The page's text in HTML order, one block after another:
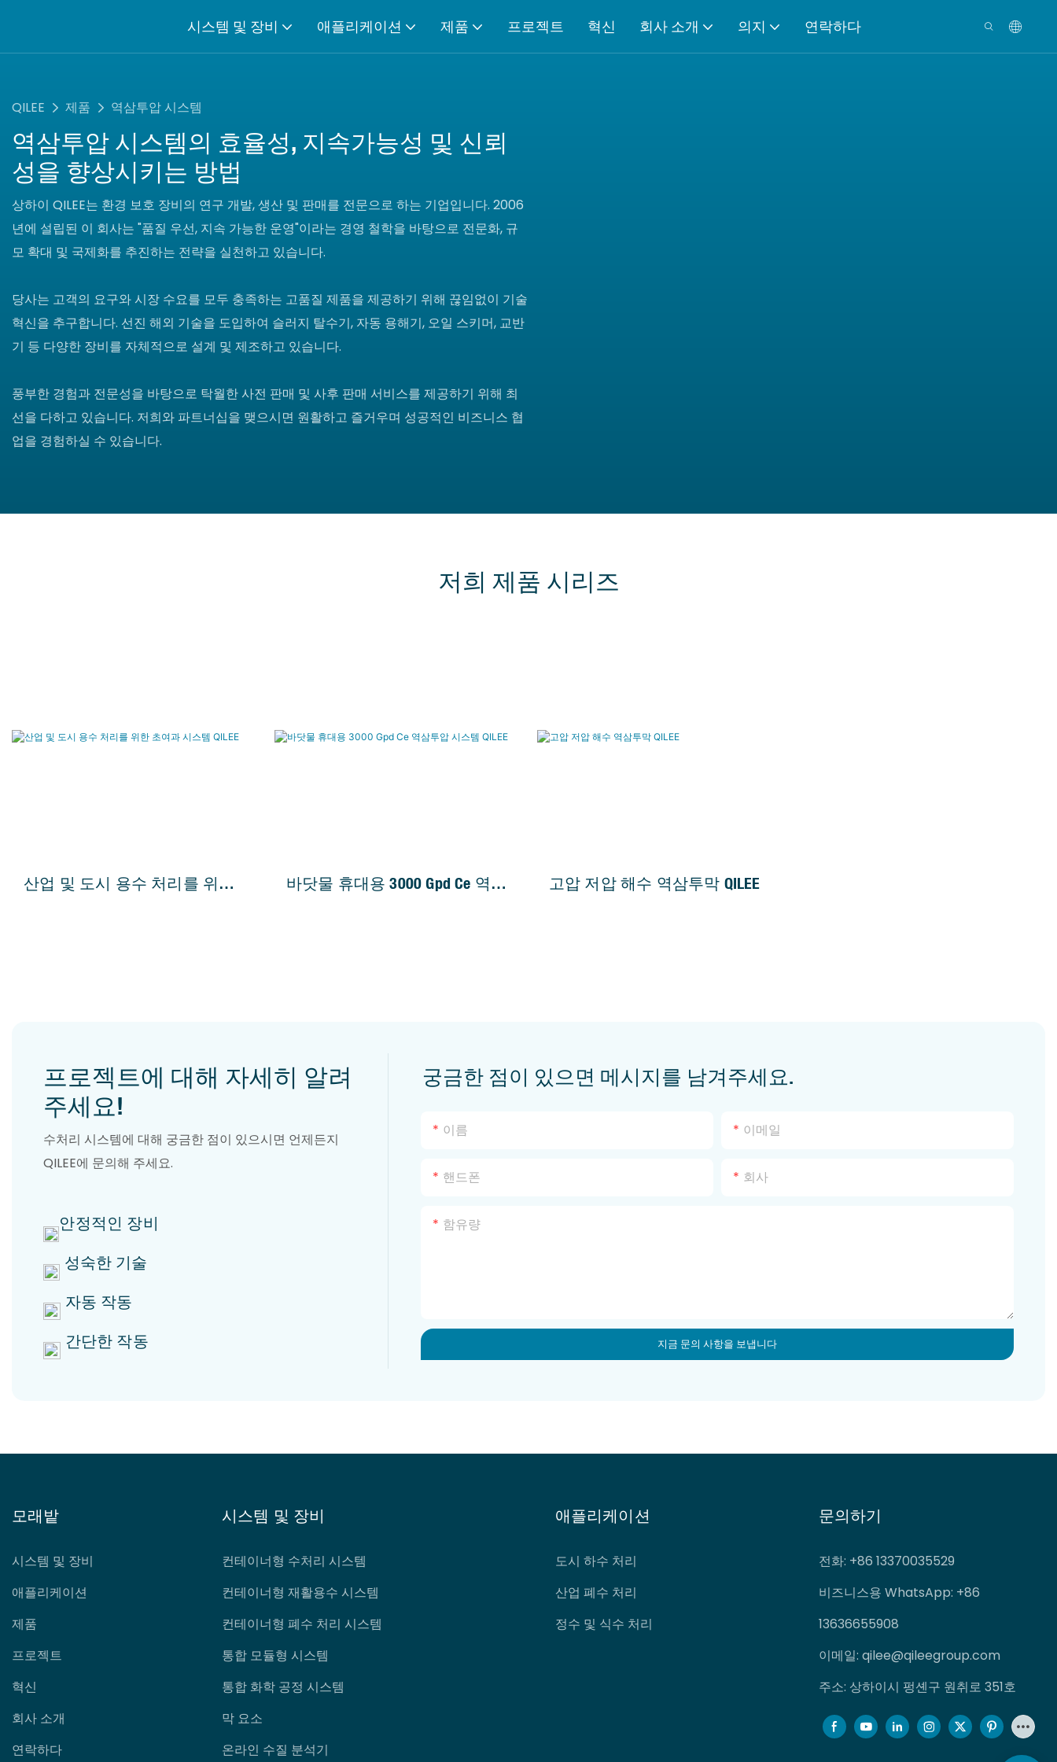
시스템 및 장비 애플리케이션 제품 프로젝트 혁신 회사 소개 의지 연락하다
QILEE 제품 역삼투압 시스템
역삼투압 시스템의 효율성, 지속가능성 및 신뢰
성을 향상시키는 방법
상하이 QILEE는 환경 보호 장비의 연구 개발, 생산 및 판매를 전문으로 하는 기업입니다. 2006
년에 설립된 이 회사는 "품질 우선, 지속 가능한 운영"이라는 경영 철학을 바탕으로 전문화, 규
모 확대 및 국제화를 추진하는 전략을 실천하고 있습니다.
당사는 고객의 요구와 시장 수요를 모두 충족하는 고품질 제품을 제공하기 위해 끊임없이 기술
혁신을 추구합니다. 선진 해외 기술을 도입하여 슬러지 탈수기, 자동 용해기, 오일 스키머, 교반
기 등 다양한 장비를 자체적으로 설계 및 제조하고 있습니다.
풍부한 경험과 전문성을 바탕으로 탁월한 사전 판매 및 사후 판매 서비스를 제공하기 위해 최
선을 다하고 있습니다. 저희와 파트너십을 맺으시면 원활하고 즐거우며 성공적인 비즈니스 협
업을 경험하실 수 있습니다.
저희 제품 시리즈
산업 및 도시 용수 처리를 위한
바닷물 휴대용 3000 Gpd Ce 역삼
고압 저압 해수 역삼투막 QILEE
프로젝트에 대해 자세히 알려
주세요!
수처리 시스템에 대해 궁금한 점이 있으시면 언제든지
QILEE에 문의해 주세요.
안정적인 장비
성숙한 기술
자동 작동
간단한 작동
궁금한 점이 있으면 메시지를 남겨주세요.
이름 이메일
핸드폰 회사
함유량
지금 문의 사항을 보냅니다
모래밭
시스템 및 장비
애플리케이션
제품
프로젝트
혁신
회사 소개
연락하다
시스템 및 장비
컨테이너형 수처리 시스템
컨테이너형 재활용수 시스템
컨테이너형 폐수 처리 시스템
통합 모듈형 시스템
통합 화학 공정 시스템
막 요소
온라인 수질 분석기
애플리케이션
도시 하수 처리
산업 폐수 처리
정수 및 식수 처리
문의하기
전화: +86 13370035529
비즈니스용 WhatsApp: +86
13636655908
이메일: qilee@qileegroup.com
주소: 상하이시 펑셴구 원취로 351호